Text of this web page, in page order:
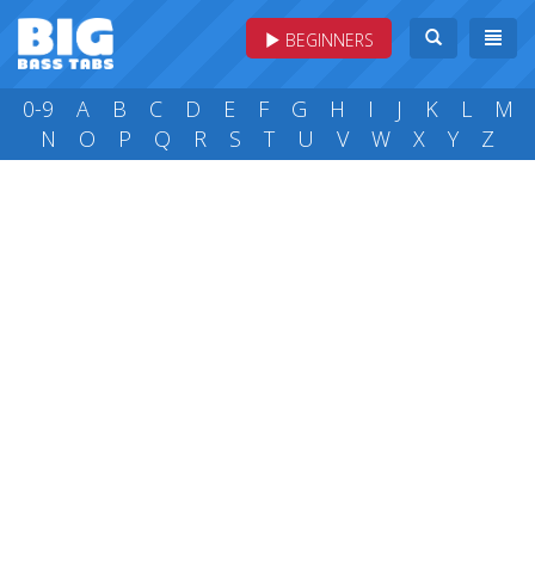
BEGINNERS
0-9 A B C D E F G H I J K L
M
N
O P Q R S T U V W X Y Z